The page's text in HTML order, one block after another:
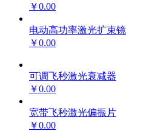
￥0.00
电动高功率激光扩束镜
￥0.00
可调飞秒激光衰减器
￥0.00
宽带飞秒激光偏振片
￥0.00